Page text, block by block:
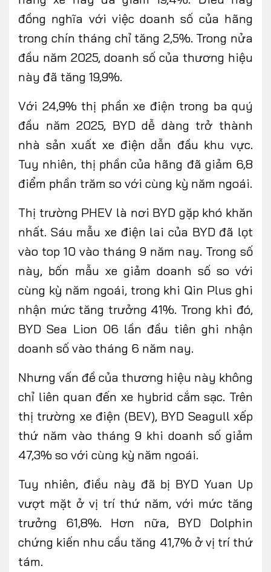
đồng nghĩa với việc doanh số của hãng
trong chín tháng chỉ tăng 2,5%. Trong nửa
đầu năm 2025, doanh số của thương hiệu
này đã tăng 19,9%.
Với 24,9% thị phần xe điện trong ba quý
đầu năm 2025, BYD dễ dàng trở thành
nhà sản xuất xe điện dẫn đầu khu vực.
Tuy nhiên, thị phần của hãng đã giảm 6,8
điểm phần trăm so với cùng kỳ năm ngoái.
Thị trường PHEV là nơi BYD gặp khó khăn
nhất. Sáu mẫu xe điện lai của BYD đã lọt
vào top 10 vào tháng 9 năm nay. Trong số
này, bốn mẫu xe giảm doanh số so với
cùng kỳ năm ngoái, trong khi Qin Plus ghi
nhận mức tăng trưởng 41%. Trong khi đó,
BYD Sea Lion 06 lần đầu tiên ghi nhận
doanh số vào tháng 6 năm nay.
Nhưng vấn đề của thương hiệu này không
chỉ liên quan đến xe hybrid cắm sạc. Trên
thị trường xe điện (BEV), BYD Seagull xếp
thứ năm vào tháng 9 khi doanh số giảm
47,3% so với cùng kỳ năm ngoái.
Tuy nhiên, điều này đã bị BYD Yuan Up
vượt mặt ở vị trí thứ năm, với mức tăng
trưởng 61,8%. Hơn nữa, BYD Dolphin
chứng kiến nhu cầu tăng 41,7% ở vị trí thứ
tám.